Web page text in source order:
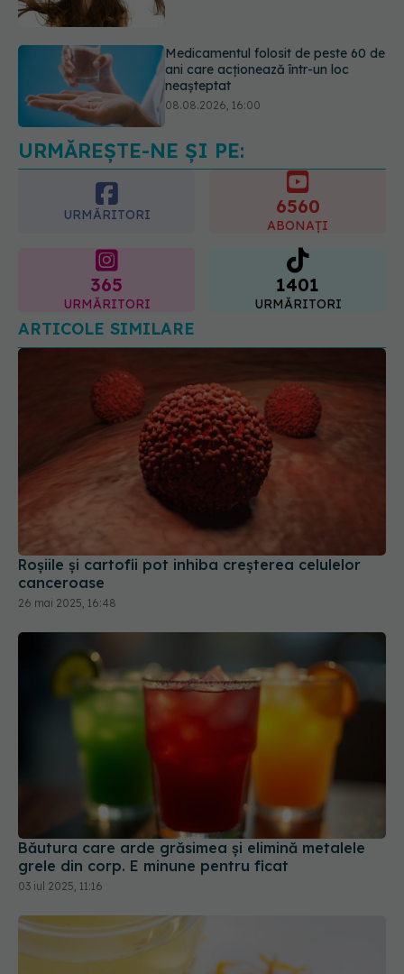
Transpirații nocturne: semnul ignorat
care poate ascunde probleme
serioase de sănătate
URMĂREȘTE-NE ȘI PE:
URMĂRITORI 6560
ABONAȚI
365
URMĂRITORI
1401
URMĂRITORI
ARTICOLE SIMILARE
Roșiile și cartofii pot inhiba creșterea celulelor
canceroase
26 mai 2025, 16:48
Băutura care arde grăsimea și elimină metalele
grele din corp. E minune pentru ficat
03 iul 2025, 11:16